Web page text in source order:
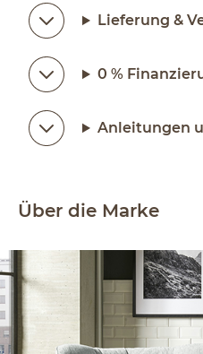
Lieferung &
0 %
Anleitungen
Über die Marke